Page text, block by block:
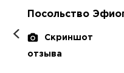
Посольство
Скриншот
отзыва